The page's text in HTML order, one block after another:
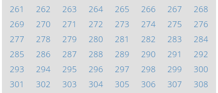
261
262 263 264 265 266 267
268
269
270 271 272 273 274 275
276
277
278 279 280 281 282 283
284
285
286 287 288 289 290 291
292
293
294 295 296 297 298 299
300
301
302 303 304 305 306 307
308